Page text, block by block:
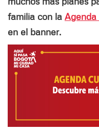
familia con la
en el banner.